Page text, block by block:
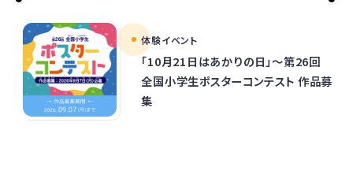
体験イベント
「10月21日はあかりの日」～第26回
全国小学生ポスターコンテスト 作品募
集